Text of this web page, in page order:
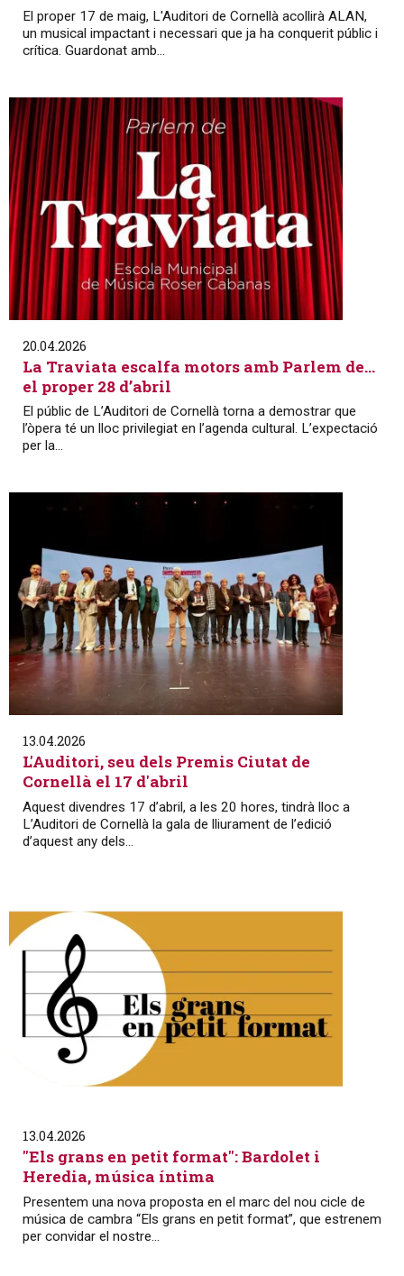
El proper 17 de maig, L'Auditori de Cornellà acollirà ALAN,
un musical impactant i necessari que ja ha conquerit públic i
crítica. Guardonat amb...
20.04.2026
La Traviata escalfa motors amb Parlem de…
el proper 28 d’abril
El públic de L’Auditori de Cornellà torna a demostrar que
l’òpera té un lloc privilegiat en l’agenda cultural. L’expectació
per la...
13.04.2026
L'Auditori, seu dels Premis Ciutat de
Cornellà el 17 d'abril
Aquest divendres 17 d’abril, a les 20 hores, tindrà lloc a
L’Auditori de Cornellà la gala de lliurament de l’edició
d’aquest any dels...
13.04.2026
"Els grans en petit format": Bardolet i
Heredia, música íntima
Presentem una nova proposta en el marc del nou cicle de
música de cambra “Els grans en petit format”, que estrenem
per convidar el nostre...